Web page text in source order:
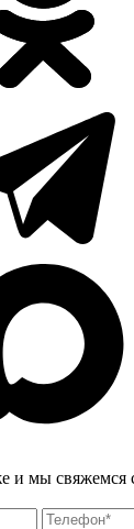
и мы свяжемся